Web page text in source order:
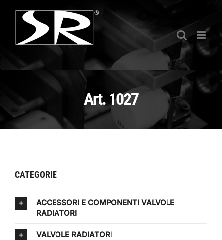
contenuto
Art. 1027
CATEGORIE
ACCESSORI E COMPONENTI VALVOLE
RADIATORI
VALVOLE RADIATORI